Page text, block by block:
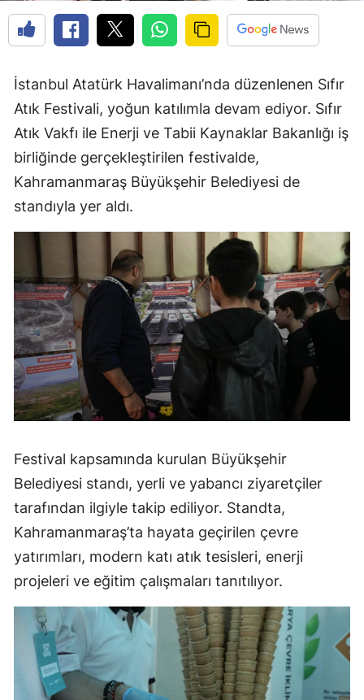
İstanbul Atatürk Havalimanı’nda düzenlenen Sıfır
Atık Festivali, yoğun katılımla devam ediyor. Sıfır
Atık Vakfı ile Enerji ve Tabii Kaynaklar Bakanlığı iş
birliğinde gerçekleştirilen festivalde,
Kahramanmaraş Büyükşehir Belediyesi de
standıyla yer aldı.
Festival kapsamında kurulan Büyükşehir
Belediyesi standı, yerli ve yabancı ziyaretçiler
tarafından ilgiyle takip ediliyor. Standta,
Kahramanmaraş’ta hayata geçirilen çevre
yatırımları, modern katı atık tesisleri, enerji
projeleri ve eğitim çalışmaları tanıtılıyor.